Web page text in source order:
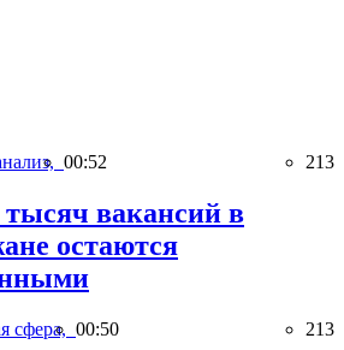
00:52 213
вакансий в
остаются
сфера, 00:50 213